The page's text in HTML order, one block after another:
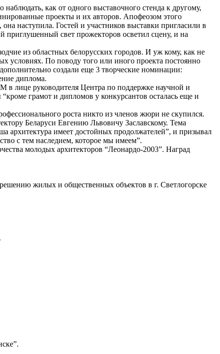
как от одного выставочного стенда к другому,
проекты и их авторов. Апофеозом этого
наступила. Гостей и участников выставки пригласили в
приглушенный свет прожекторов осветил сцену, и на
из областных белорусских городов. И уж кому, как не
условиях. По поводу того или иного проекта постоянно
создали еще 3 творческие номинации:
диплома.
лице руководителя Центра по поддержке научной и
грамот и дипломов у конкурсантов осталась еще и
роста никто из членов жюри не скупился.
Беларуси Евгению Львовичу Заславскому. Тема
архитектура имеет достойных продолжателей”, и призывал
с тем наследием, которое мы имеем”.
молодых архитекторов “Леонардо-2003”. Наград
жилых и общественных объектов в г. Светлогорске